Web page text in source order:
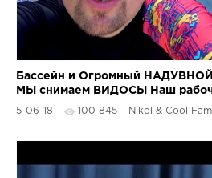
Бассейн и Огромный
МЫ снимаем ВИДОСЫ Наш
ДЕНЬ / ВЛОГ Николь
5-06-18 100 845 Nikol & Cool